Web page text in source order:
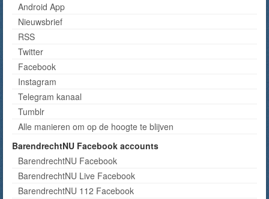
Android App
Nieuwsbrief
RSS
Twitter
Facebook
Instagram
Telegram kanaal
Tumblr
Alle manieren om op de hoogte te blijven
BarendrechtNU Facebook accounts
BarendrechtNU Facebook
BarendrechtNU Live Facebook
BarendrechtNU 112 Facebook